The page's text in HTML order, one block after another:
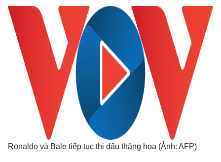
Cuộc sống đó đây
Hồ sơ
Multimedia
Video
E-Magazine
Ronaldo và Bale tiếp tục thi đấu thăng hoa (Ảnh: AFP)